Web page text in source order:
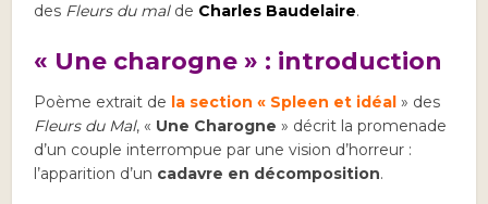
des Fleurs du malde Charles Baudelaire.
« Une charogne » : introduction
Poème extrait de la section « Spleen et idéal » des
Fleurs du Mal, « Une Charogne» décrit la promenade
d’un couple interrompue par une vision d’horreur :
l’apparition d’un cadavre en décomposition.